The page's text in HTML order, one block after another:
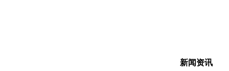
新闻资讯